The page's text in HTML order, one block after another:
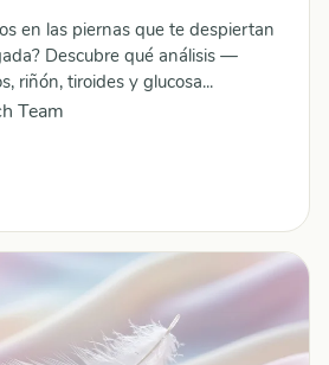
en las piernas que te despiertan
Descubre qué análisis —
riñón, tiroides y glucosa...
Team